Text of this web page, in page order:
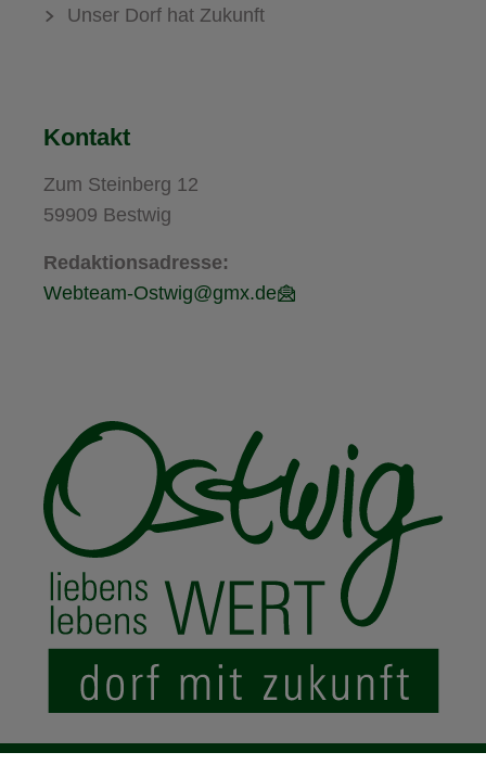
Unser Dorf hat Zukunft
Kontakt
Zum Steinberg 12
59909 Bestwig
Redaktionsadresse:
Webteam-Ostwig@gmx.de